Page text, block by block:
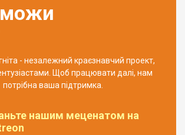
- незалежний краєзнавчий проект,
Щоб працювати далі, нам
потрібна ваша підтримка.
нашим меценатом на